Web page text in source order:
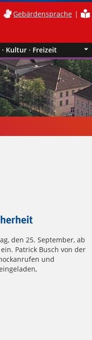
Gebärdensprache
Kultur · Freizeit
den 25. September, ab
Patrick Busch von der
und